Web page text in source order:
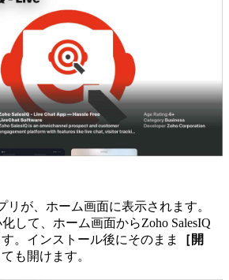
リが、ホーム画面に表示されます。
して、ホーム画面からZoho SalesIQ
。インストール後にそのまま
［開
も開けます。